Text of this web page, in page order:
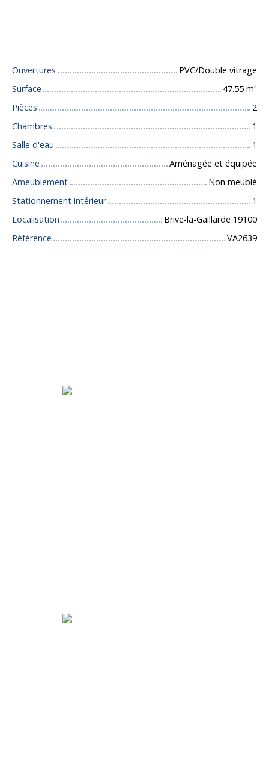
Ouvertures
PVC/Double vitrage
Surface
47.55 m²
Pièces
2
Chambres
1
Salle d'eau
1
Cuisine
Aménagée et équipée
Ameublement
Non meublé
Stationnement intérieur
1
Localisation
Brive-la-Gaillarde 19100
Référence
VA2639